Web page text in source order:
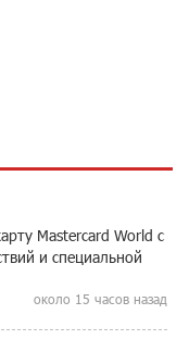
Mastercard World с
и специальной
около 15 часов назад